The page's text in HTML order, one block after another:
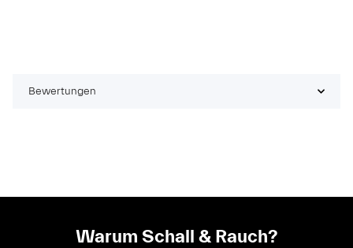
Bewertungen
Warum Schall & Rauch?